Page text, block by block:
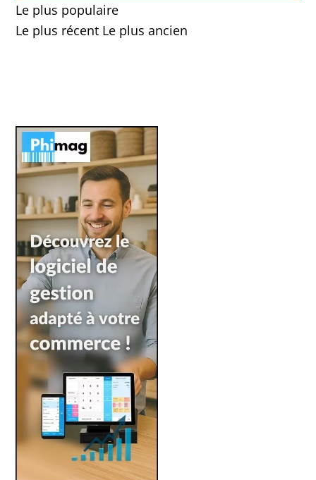
Le plus populaire
Le plus récent Le plus ancien